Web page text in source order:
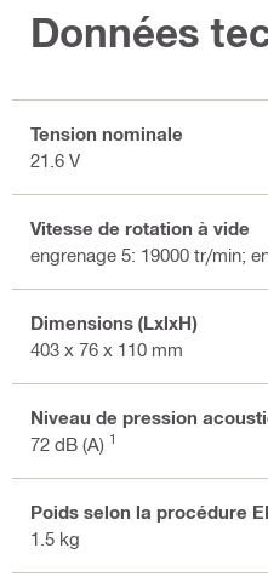
Données
Tension nominale
21.6 V
Vitesse de rotation à vide
engrenage 5: 19000 tr/min;
Dimensions (LxlxH)
403 x 76 x 110 mm
Niveau de pression
72 dB (A) 1
Poids selon la procédure
1.5 kg